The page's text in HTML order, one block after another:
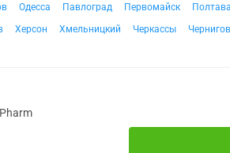
Одесса Павлоград Первомайск Полтава
Херсон Хмельницкий Черкассы Чернигов